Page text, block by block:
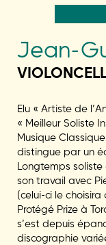
Jean-
Elu « Artiste de
« Meilleur Soliste
Musique
distingue par un
Longtemps soliste
son travail avec
(celui-ci le choisira
Protégé Prize à
s’est depuis
discographie